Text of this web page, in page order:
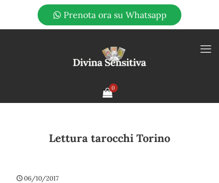
Prenota ora su Whatsapp
0
Lettura tarocchi Torino
06/10/2017